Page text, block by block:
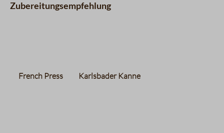
Zubereitungsempfehlung
French Press Karlsbader Kanne